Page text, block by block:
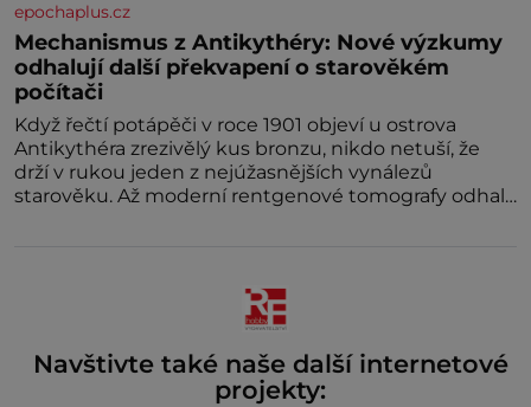
epochaplus.cz
Mechanismus z Antikythéry: Nové výzkumy
odhalují další překvapení o starověkém
počítači
Když řečtí potápěči v roce 1901 objeví u ostrova
Antikythéra zrezivělý kus bronzu, nikdo netuší, že
drží v rukou jeden z nejúžasnějších vynálezů
starověku. Až moderní rentgenové tomografy odhalí
ani po více než sto letech výzkumu
Navštivte také naše další internetové
projekty: